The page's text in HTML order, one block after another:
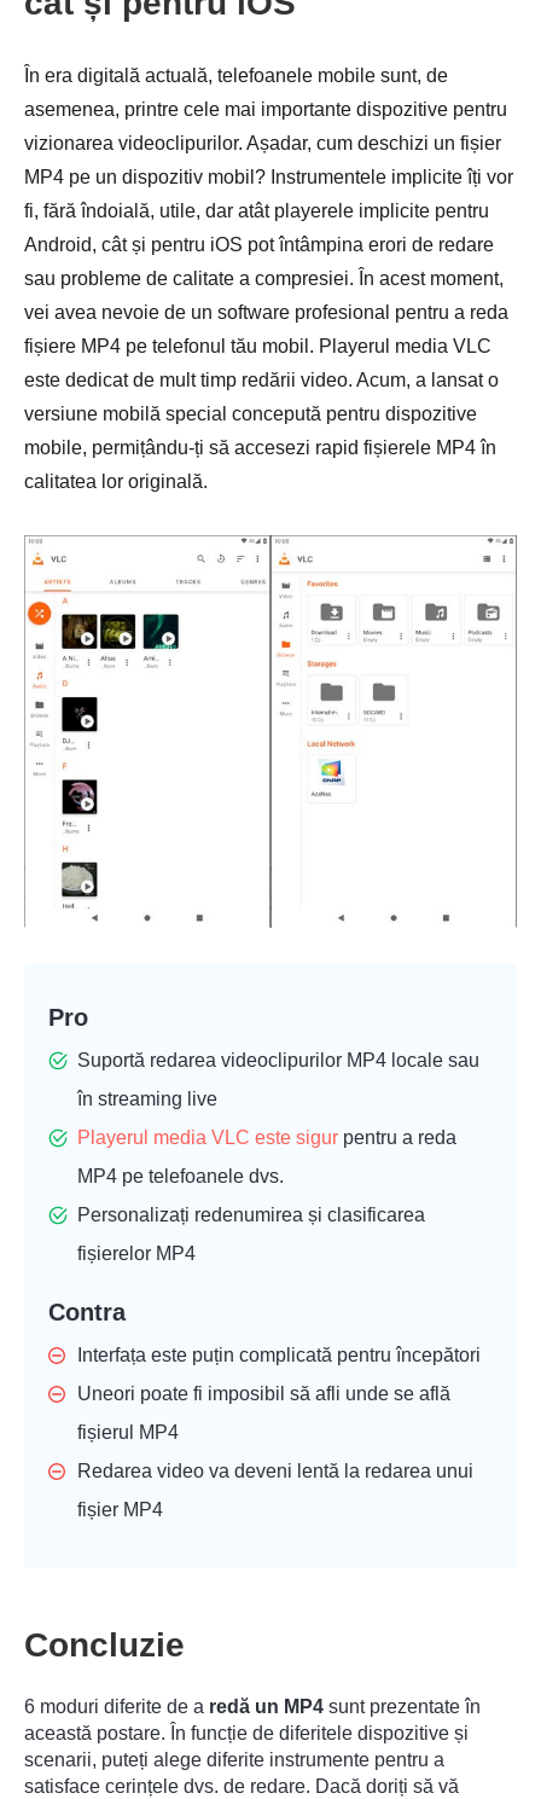
În era digitală actuală, telefoanele mobile sunt, de
asemenea, printre cele mai importante dispozitive pentru
vizionarea videoclipurilor. Așadar, cum deschizi un fișier
MP4 pe un dispozitiv mobil? Instrumentele implicite îți vor
fi, fără îndoială, utile, dar atât playerele implicite pentru
Android, cât și pentru iOS pot întâmpina erori de redare
sau probleme de calitate a compresiei. În acest moment,
vei avea nevoie de un software profesional pentru a reda
fișiere MP4 pe telefonul tău mobil. Playerul media VLC
este dedicat de mult timp redării video. Acum, a lansat o
versiune mobilă special concepută pentru dispozitive
mobile, permițându-ți să accesezi rapid fișierele MP4 în
calitatea lor originală.
Pro
Suportă redarea videoclipurilor MP4 locale sau
în streaming live
Playerul media VLC este sigur pentru a reda
MP4 pe telefoanele dvs.
Personalizați redenumirea și clasificarea
fișierelor MP4
Contra
Interfața este puțin complicată pentru începători
Uneori poate fi imposibil să afli unde se află
fișierul MP4
Redarea video va deveni lentă la redarea unui
fișier MP4
Concluzie
6 moduri diferite de a redă un MP4 sunt prezentate în
această postare. În funcție de diferitele dispozitive și
scenarii, puteți alege diferite instrumente pentru a
satisface cerințele dvs. de redare. Dacă doriți să vă